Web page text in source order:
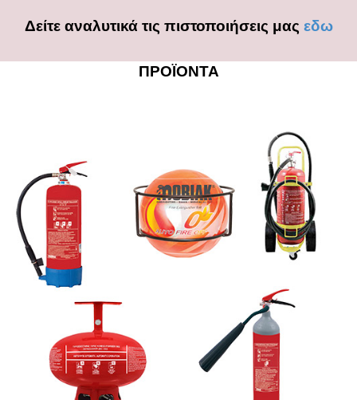
Δείτε αναλυτικά τις πιστοποιήσεις μας εδω
ΠΡΟΪΟΝΤΑ